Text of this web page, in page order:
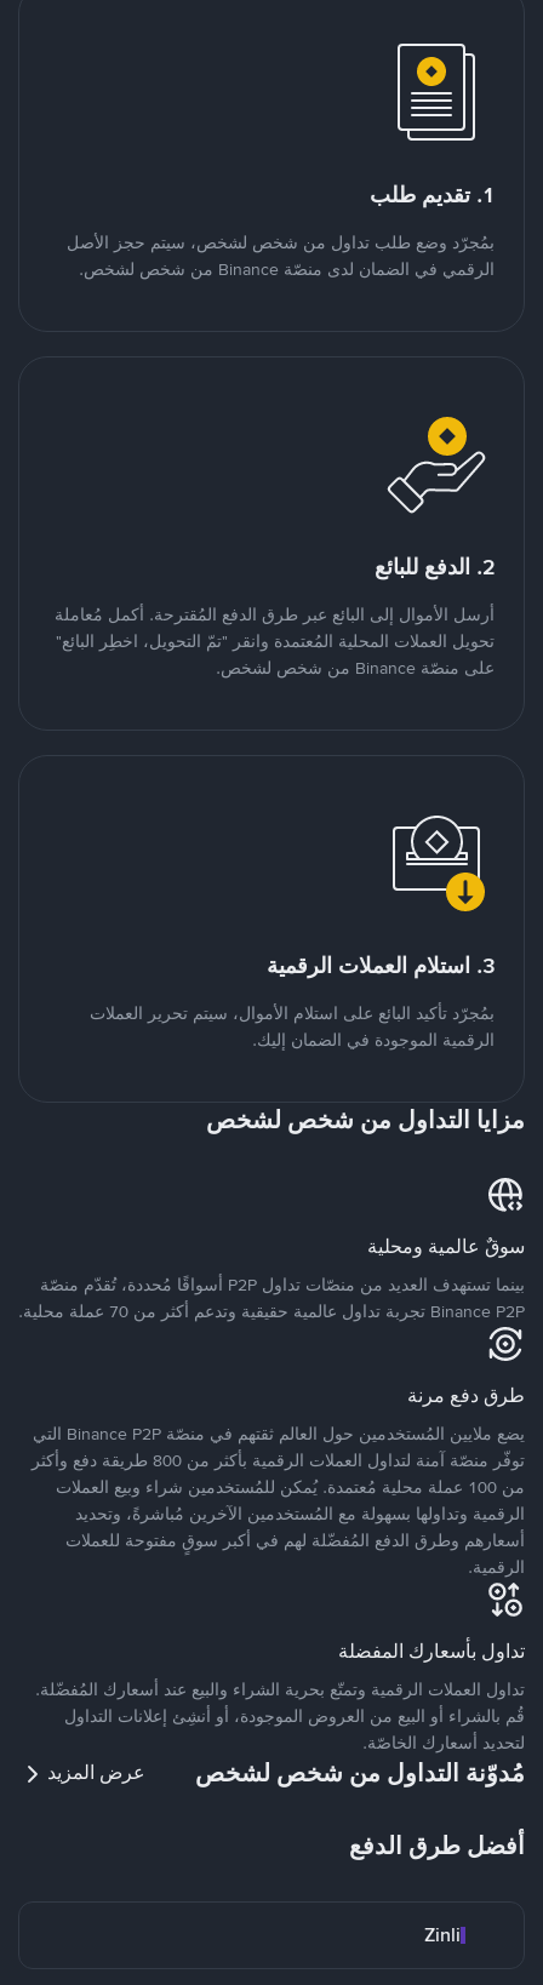
1. تقديم طلب
بمُجرّد وضع طلب تداول من شخص لشخص، سيتم حجز الأصل
الرقمي في الضمان لدى منصّة Binance من شخص لشخص.
2. الدفع للبائع
أرسل الأموال إلى البائع عبر طرق الدفع المُقترحة. أكمل مُعاملة
تحويل العملات المحلية المُعتمدة وانقر "تمّ التحويل، اخطِر البائع"
على منصّة Binance من شخص لشخص.
3. استلام العملات الرقمية
بمُجرّد تأكيد البائع على استلام الأموال، سيتم تحرير العملات
الرقمية الموجودة في الضمان إليك.
مزايا التداول من شخص لشخص
سوقٌ عالمية ومحلية
بينما تستهدف العديد من منصّات تداول P2P أسواقًا مُحددة، تُقدّم منصّة
Binance P2P تجربة تداول عالمية حقيقية وتدعم أكثر من 70 عملة محلية.
طرق دفع مرنة
يضع ملايين المُستخدمين حول العالم ثقتهم في منصّة Binance P2P التي
توفّر منصّة آمنة لتداول العملات الرقمية بأكثر من 800 طريقة دفع وأكثر
من 100 عملة محلية مُعتمدة. يُمكن للمُستخدمين شراء وبيع العملات
الرقمية وتداولها بسهولة مع المُستخدمين الآخرين مُباشرةً، وتحديد
أسعارهم وطرق الدفع المُفضّلة لهم في أكبر سوقٍ مفتوحة للعملات
الرقمية.
تداول بأسعارك المفضلة
تداول العملات الرقمية وتمتّع بحرية الشراء والبيع عند أسعارك المُفضّلة.
قُم بالشراء أو البيع من العروض الموجودة، أو أنشِئ إعلانات التداول
لتحديد أسعارك الخاصّة.
مُدوّنة التداول من شخص لشخص عرض المزيد
أفضل طرق الدفع
Zinli